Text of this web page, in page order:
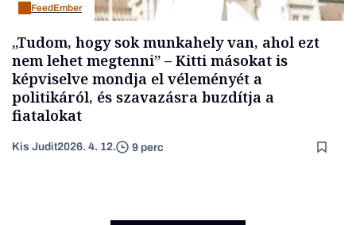
FeedEmber
„Tudom, hogy sok munkahely van, ahol ezt
nem lehet megtenni” – Kitti másokat is
képviselve mondja el véleményét a
politikáról, és szavazásra buzdítja a
fiatalokat
Kis Judit2026. 4. 12. 9 perc